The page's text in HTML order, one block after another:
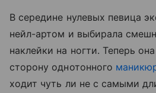
В середине нулевых певица
нейл-артом и выбирала
наклейки на ногти. Теперь
сторону однотонного
ходит чуть ли не с самыми